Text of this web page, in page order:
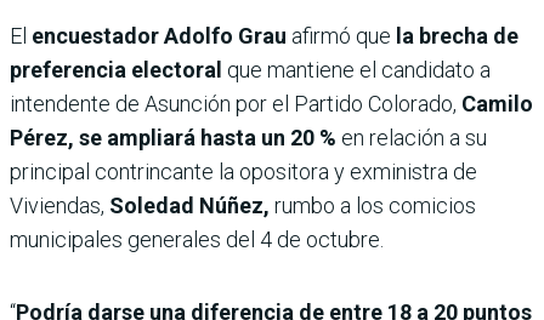
El encuestador Adolfo Grau afirmó que la brecha de
preferencia electoral que mantiene el candidato a
intendente de Asunción por el Partido Colorado, Camilo
Pérez, se ampliará hasta un 20 % en relación a su
principal contrincante la opositora y exministra de
Viviendas, Soledad Núñez, rumbo a los comicios
municipales generales del 4 de octubre.
“Podría darse una diferencia de entre 18 a 20 puntos